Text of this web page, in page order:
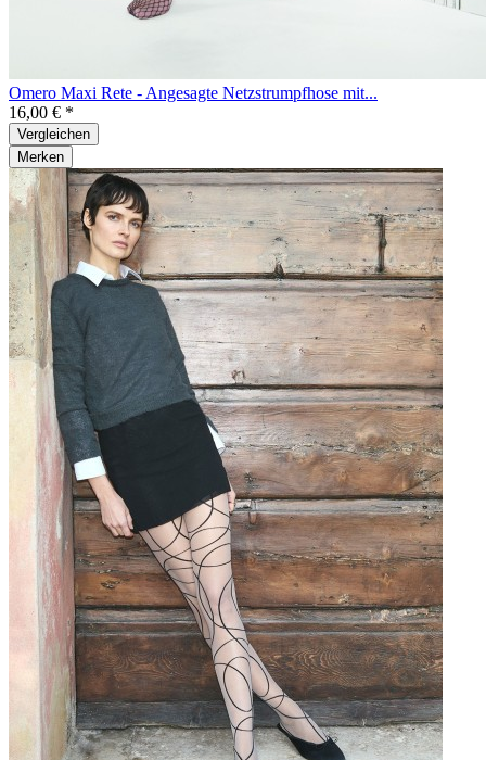
Omero Maxi Rete - Angesagte Netzstrumpfhose mit...
16,00 € *
Vergleichen
Merken